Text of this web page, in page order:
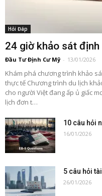
Hỏi Đáp
24 giờ khảo sát
Đầu Tư Định Cư Mỹ - 13/01/2026
Khám phá chương trình khảo
thực tế Chương trình du lịch
cho người Việt đang ấp ủ giấc
lịch đơn t…
10 câu hỏi
16/01/2026
5 câu hỏi
26/01/2026